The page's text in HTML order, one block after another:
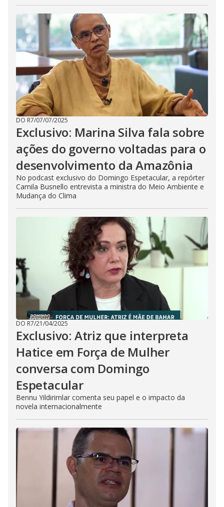
DO R7/07/07/2025
Exclusivo: Marina Silva fala sobre
ações do governo voltadas para o
desenvolvimento da Amazônia
No podcast exclusivo do Domingo Espetacular, a repórter
Camila Busnello entrevista a ministra do Meio Ambiente e
Mudança do Clima
DO R7/21/04/2025
Exclusivo: Atriz que interpreta
Hatice em Força de Mulher
conversa com Domingo
Espetacular
Bennu Yildirimlar comenta seu papel e o impacto da
novela internacionalmente